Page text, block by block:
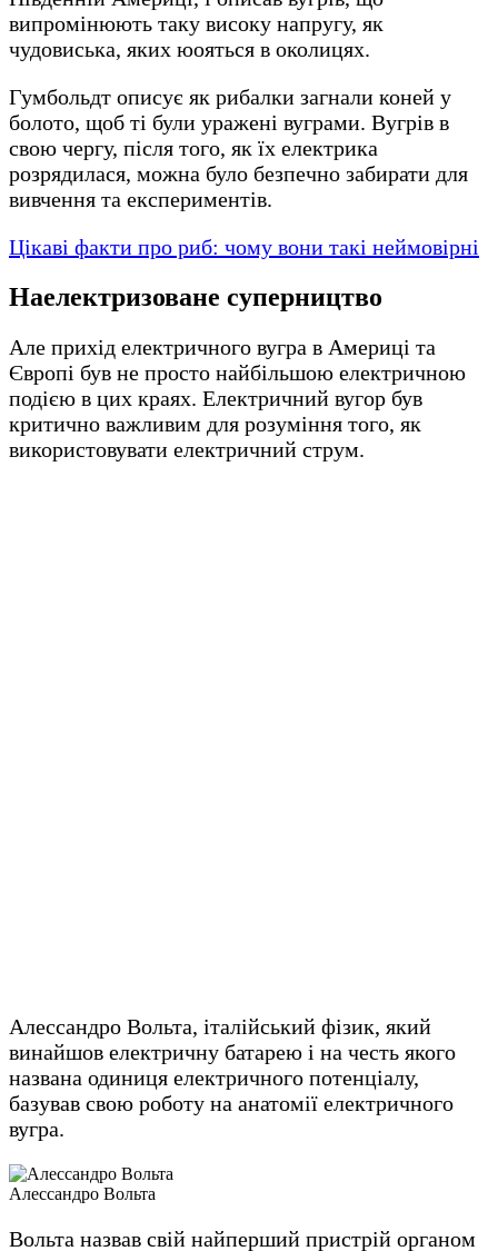
випромінюють таку високу напругу, як
чудовиська, яких юояться в околицях.
Гумбольдт описує як рибалки загнали коней у
болото, щоб ті були уражені вуграми. Вугрів в
свою чергу, після того, як їх електрика
розрядилася, можна було безпечно забирати для
вивчення та експериментів.
Цікаві факти про риб: чому вони такі неймовірні
Наелектризоване суперництво
Але прихід електричного вугра в Америці та
Європі був не просто найбільшою електричною
подією в цих краях. Електричний вугор був
критично важливим для розуміння того, як
використовувати електричний струм.
Алессандро Вольта, італійський фізик, який
винайшов електричну батарею і на честь якого
названа одиниця електричного потенціалу,
базував свою роботу на анатомії електричного
вугра.
Алессандро Вольта
Вольта назвав свій найперший пристрій органом